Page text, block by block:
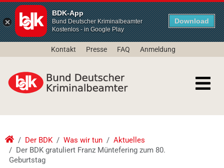
BDK-App
Bund Deutscher Kriminalbeamter
Kostenlos - in Google Play
Download
Kontakt Presse FAQ Anmeldung
Der BDK Was wir tun
Aktuelles
Der BDK gratuliert Franz Müntefering zum 80.
Geburtstag